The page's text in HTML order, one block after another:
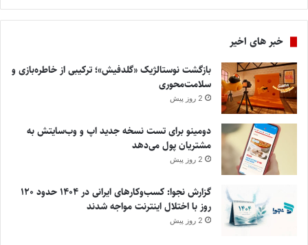
خبر های اخیر
بازگشت نوستالژیک «گلدفیش»؛ ترکیبی از خاطره‌بازی و
سلامت‌محوری
2 روز پیش
دومینو برای تست نسخه جدید اپ و وب‌سایتش به
مشتریان پول می‌دهد
2 روز پیش
گزارش نجوا: کسب‌وکارهای ایرانی در ۱۴۰۴ حدود ۱۲۰
روز با اختلال اینترنت مواجه شدند
2 روز پیش